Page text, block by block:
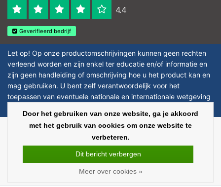
4.4
Geverifieerd bedrijf
Let op! Op onze productomschrijvingen kunnen geen rechten
verleend worden en zijn enkel ter educatie en/of informatie en
zijn geen handleiding of omschrijving hoe u het product kan en
mag gebruiken. U bent zelf verantwoordelijk voor het
toepassen van eventuele nationale en internationale wetgeving
Copyright © 2026 - Laboratorium Discounter - All rights reserved - Theme by
Alle bedragen zijn exclusief BTW
Door het gebruiken van onze website, ga je akkoord
met het gebruik van cookies om onze website te
verbeteren.
Dit bericht verbergen
Meer over cookies »